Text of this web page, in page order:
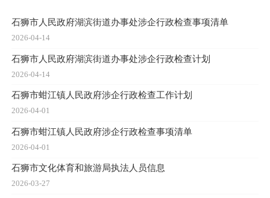
石狮市人民政府湖滨街道办事处涉企行政检查事项清单
2026-04-14
石狮市人民政府湖滨街道办事处涉企行政检查计划
2026-04-14
石狮市蚶江镇人民政府涉企行政检查工作计划
2026-04-01
石狮市蚶江镇人民政府涉企行政检查事项清单
2026-04-01
石狮市文化体育和旅游局执法人员信息
2026-03-27